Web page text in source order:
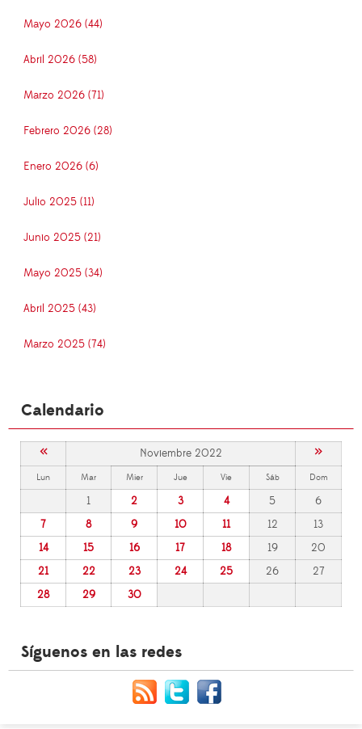
Mayo 2026 (44)
Abril 2026 (58)
Marzo 2026 (71)
Febrero 2026 (28)
Enero 2026 (6)
Julio 2025 (11)
Junio 2025 (21)
Mayo 2025 (34)
Abril 2025 (43)
Marzo 2025 (74)
Calendario
« Noviembre 2022 »
Lun Mar Mier Jue Vie Sáb Dom
1 2 3 4 5
6
7
8 9 10 11 12
13
14
15 16 17 18 19
20
21
22 23 24 25 26
27
28
29 30
Síguenos en las redes